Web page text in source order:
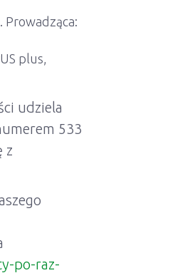
Prowadząca:
plus,
udziela
533
z
po-raz-